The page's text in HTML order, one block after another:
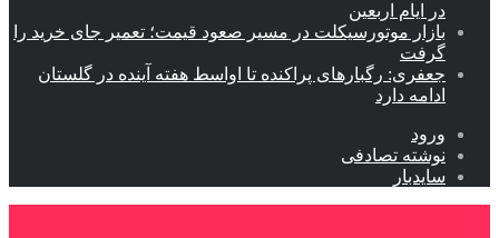
در ایام اربعین
بازار موتورسیکلت در مسیر صعود قیمت؛ تعمیر جای خرید را
گرفت
جعفری: رگبارهای پراکنده تا اواسط هفته آینده در گلستان
ادامه دارد
ورود
نوشته تصادفی
سایدبار